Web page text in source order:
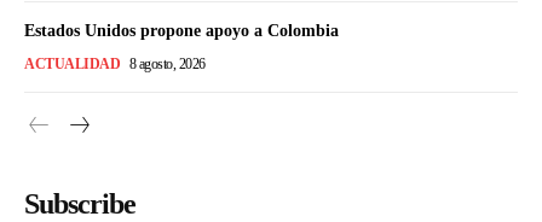
Estados Unidos propone apoyo a Colombia
ACTUALIDAD 8 agosto, 2026
Subscribe